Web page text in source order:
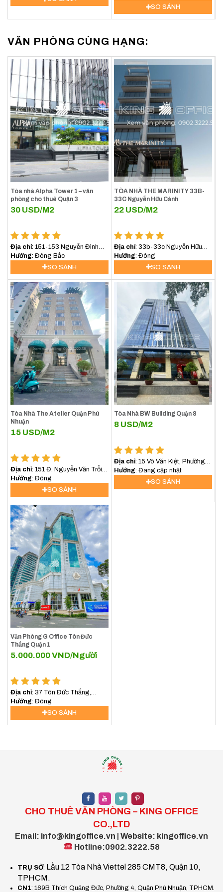
SO SÁNH
VĂN PHÒNG CÙNG HẠNG:
Tòa nhà Alpha Tower 1 – văn
phòng cho thuê Quận 3
30 USD/M2
Địa chỉ: 151-153 Nguyễn Đình
Chiểu, Quận 3
Hướng : Đông Bắc
SO SÁNH
TÒA NHÀ THE MARINITY 33B-
33C Nguyễn Hữu Cảnh
22 USD/M2
Địa chỉ: 33b-33c Nguyễn Hữu
Cảnh
Hướng : Đông
SO SÁNH
Tòa Nhà The Atelier Quận Phú
Nhuận
15 USD/M2
Địa chỉ: 151 Đ. Nguyễn Văn Trỗi,
Phú Nhuận, Hồ Chí Minh, Việt
Hướng : Đông
SO SÁNH
Tòa Nhà BW Building Quận 8
8 USD/M2
Địa chỉ: 15 Võ Văn Kiệt, Phường
Bình Phú, TP.HCM
Hướng : Đang cập nhật
SO SÁNH
Văn Phòng G Office Tôn Đức
Thắng Quận 1
5.000.000VND/Người
Địa chỉ: 37 Tôn Đức Thắng,
Phường Sài Gòn, TP.HCM
Hướng : Đông
SO SÁNH
CHO THUÊ VĂN PHÒNG – KING OFFICE
CO.,LTD
Email: info@kingoffice.vn | Website: kingoffice.vn
Hotline:0902.3222.58
TRỤ SỞ: Lầu 12 Tòa Nhà Viettel 285 CMT8, Quận 10,
TPHCM.
CN1: 169B Thích Quảng Đức, Phường 4, Quận Phú Nhuận, TPHCM.